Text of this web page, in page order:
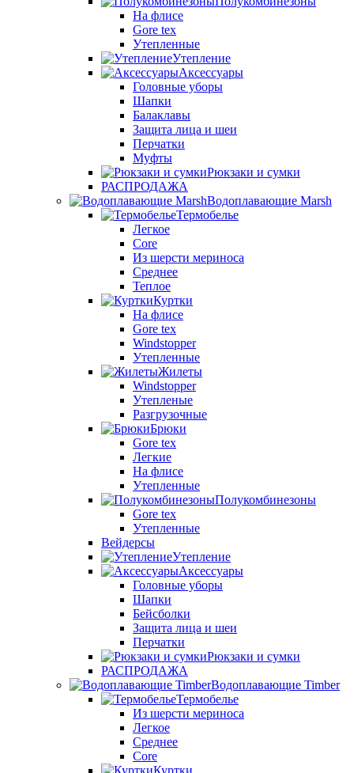
На флисе
Gore tex
Утепленные
Утепление
Аксессуары
Головные уборы
Шапки
Балаклавы
Защита лица и шеи
Перчатки
Муфты
Рюкзаки и сумки
РАСПРОДАЖА
Водоплавающие Marsh
Термобелье
Легкое
Core
Из шерсти мериноса
Среднее
Теплое
Куртки
На флисе
Gore tex
Windstopper
Утепленные
Жилеты
Windstopper
Утепленые
Разгрузочные
Брюки
Gore tex
Легкие
На флисе
Утепленные
Полукомбинезоны
Gore tex
Утепленные
Вейдерсы
Утепление
Аксессуары
Головные уборы
Шапки
Бейсболки
Защита лица и шеи
Перчатки
Рюкзаки и сумки
РАСПРОДАЖА
Водоплавающие Timber
Термобелье
Из шерсти мериноса
Легкое
Среднее
Core
Куртки